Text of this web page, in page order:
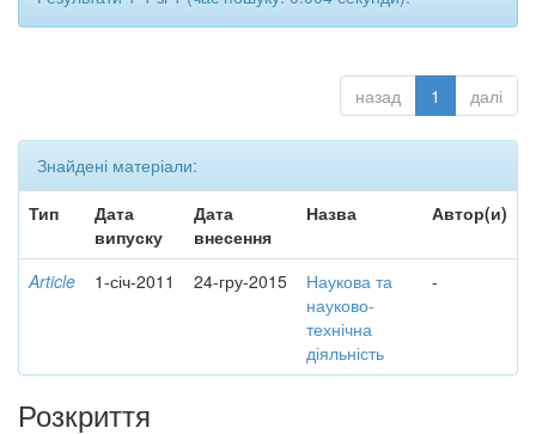
назад 1 далі
Знайдені матеріали:
Тип
Дата
випуску
Дата
внесення
Назва Автор(и)
Article 1-січ-2011 24-гру-2015
Наукова та
науково-
технічна
діяльність
-
Розкриття